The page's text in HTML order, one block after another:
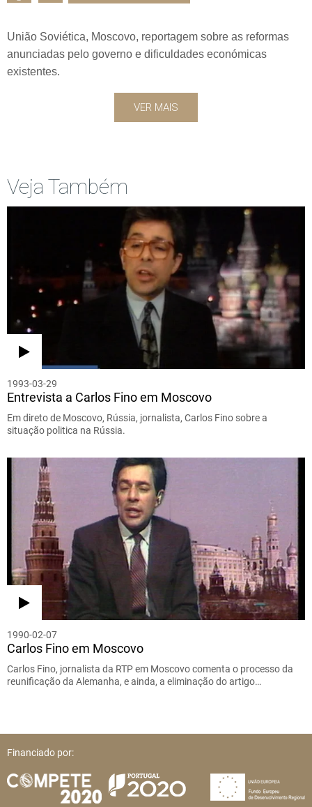
União Soviética, Moscovo, reportagem sobre as reformas
anunciadas pelo governo e dificuldades económicas
existentes.
VER MAIS
Veja Também
1993-03-29
Entrevista a Carlos Fino em Moscovo
Em direto de Moscovo, Rússia, jornalista, Carlos Fino sobre a
situação politica na Rússia.
1990-02-07
Carlos Fino em Moscovo
Carlos Fino, jornalista da RTP em Moscovo comenta o processo da
reunificação da Alemanha, e ainda, a eliminação do artigo…
Financiado por: